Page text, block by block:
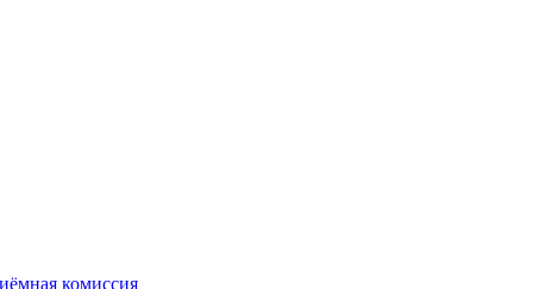
комиссия